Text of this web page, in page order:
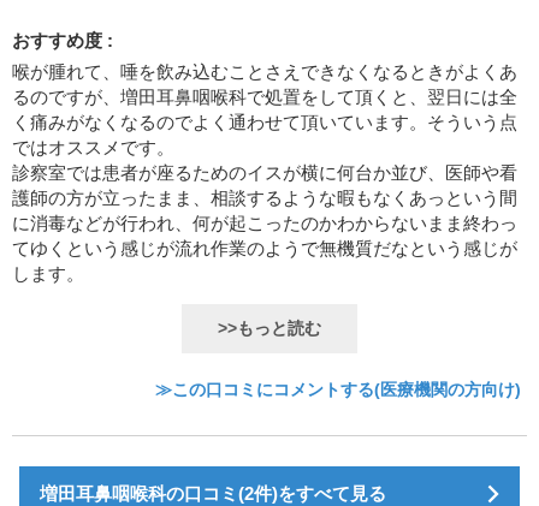
おすすめ度 :
喉が腫れて、唾を飲み込むことさえできなくなるときがよくあ
るのですが、増田耳鼻咽喉科で処置をして頂くと、翌日には全
く痛みがなくなるのでよく通わせて頂いています。そういう点
ではオススメです。
診察室では患者が座るためのイスが横に何台か並び、医師や看
護師の方が立ったまま、相談するような暇もなくあっという間
に消毒などが行われ、何が起こったのかわからないまま終わっ
てゆくという感じが流れ作業のようで無機質だなという感じが
します。
>>もっと読む
≫この口コミにコメントする(医療機関の方向け)
増田耳鼻咽喉科の口コミ(2件)をすべて見る